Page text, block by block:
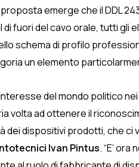
proposta emerge che il DDL
fuori del cavo orale, tutti gli
schema di profilo
un elemento
del mondo politico
volta ad ottenere il
dei dispositivi prodotti, che
Ivan Pintus. “E’